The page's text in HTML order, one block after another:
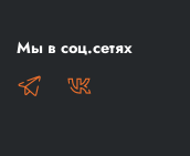
Мы в соц.сетях